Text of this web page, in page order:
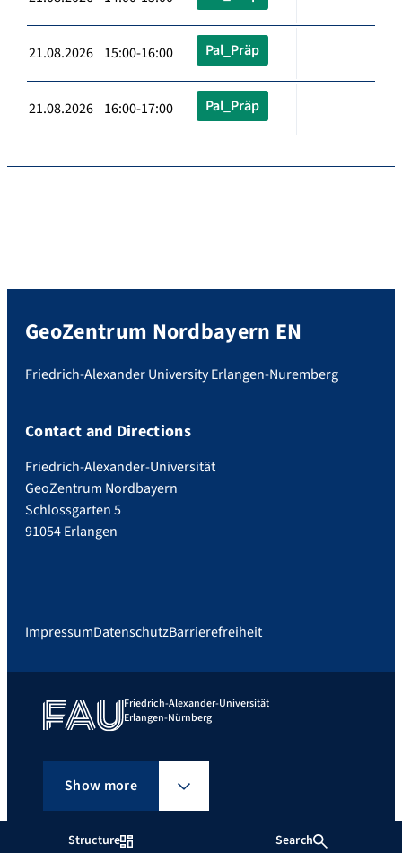
Structure Search
21.08.2026 15:00-16:00 Pal_Präp
21.08.2026 16:00-17:00 Pal_Präp
GeoZentrum Nordbayern EN
Friedrich-Alexander University Erlangen-Nuremberg
Contact and Directions
Friedrich-Alexander-Universität
GeoZentrum Nordbayern
Schlossgarten 5
91054 Erlangen
ImpressumDatenschutzBarrierefreiheit
Friedrich-Alexander-Universität
Erlangen-Nürnberg
Show more